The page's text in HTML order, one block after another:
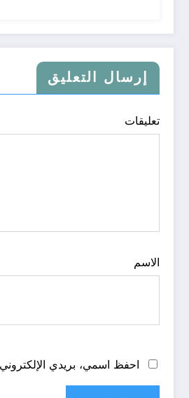
إرسال التعليق
تعليقات
الاسم
احفظ اسمي، بريدي